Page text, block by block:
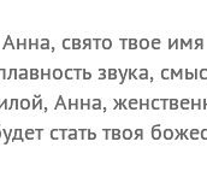
свято твое имя
звука,
Анна,
стать твоя